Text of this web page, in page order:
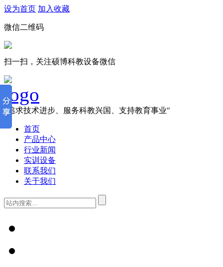
设为首页 加入收藏
微信二维码
扫一扫，关注硕博科教设备微信
"追求技术进步、服务科教兴国、支持教育事业"
首页
产品中心
行业新闻
实训设备
联系我们
关于我们